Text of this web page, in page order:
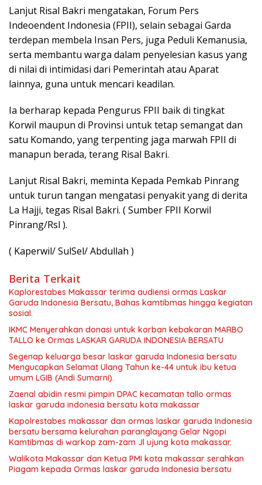
Lanjut Risal Bakri mengatakan, Forum Pers
Indeoendent Indonesia (FPII), selain sebagai Garda
terdepan membela Insan Pers, juga Peduli Kemanusia,
serta membantu warga dalam penyelesian kasus yang
di nilai di intimidasi dari Pemerintah atau Aparat
lainnya, guna untuk mencari keadilan.
Ia berharap kepada Pengurus FPII baik di tingkat
Korwil maupun di Provinsi untuk tetap semangat dan
satu Komando, yang terpenting jaga marwah FPII di
manapun berada, terang Risal Bakri.
Lanjut Risal Bakri, meminta Kepada Pemkab Pinrang
untuk turun tangan mengatasi penyakit yang di derita
La Hajji, tegas Risal Bakri. ( Sumber FPII Korwil
Pinrang/Rsl ).
( Kaperwil/ SulSel/ Abdullah )
Berita Terkait
Kaplorestabes Makassar terima audiensi ormas Laskar
Garuda Indonesia Bersatu, Bahas kamtibmas hingga kegiatan
sosial.
IKMC Menyerahkan donasi untuk korban kebakaran MARBO
TALLO ke Ormas LASKAR GARUDA INDONESIA BERSATU
Segenap keluarga besar laskar garuda Indonesia bersatu
Mengucapkan Selamat Ulang Tahun ke-44 untuk ibu ketua
umum LGIB (Andi Sumarni).
Zaenal abidin resmi pimpin DPAC kecamatan tallo ormas
laskar garuda indonesia bersatu kota makassar
Kapolrestabes makassar dan ormas laskar garuda Indonesia
bersatu bersama kelurahan paranglayang Gelar Ngopi
Kamtibmas di warkop zam-zam Jl ujung kota makassar.
Walikota Makassar dan Ketua PMI kota makassar serahkan
Piagam kepada Ormas laskar garuda Indonesia bersatu